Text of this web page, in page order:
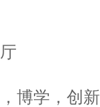
博学，创新